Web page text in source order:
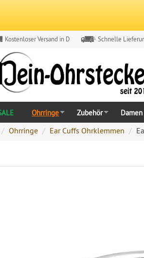
Kostenloser Versand in D Schnelle
Ohrringe Zubehör
Ohrringe
Ohrringe Ear Cuffs Ohrklemmen